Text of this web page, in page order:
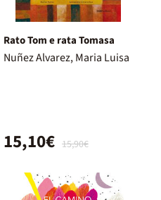
Rato Tom e rata Tomasa
Nuñez Alvarez, Maria Luisa
15,90€
15,10€